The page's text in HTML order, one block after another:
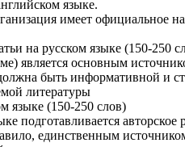
языке.
имеет официальное
на русском языке (150-250
является основным
быть информативной и
литературы
языке (150-250 слов)
подготавливается
единственным